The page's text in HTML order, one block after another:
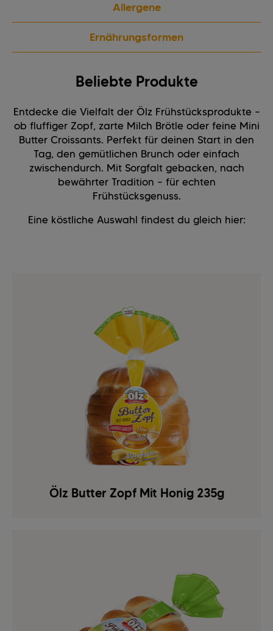
Allergene
Ernährungsformen
Beliebte Produkte
Entdecke die Vielfalt der Ölz Frühstücksprodukte –
ob fluffiger Zopf, zarte Milch Brötle oder feine Mini
Butter Croissants. Perfekt für deinen Start in den
Tag, den gemütlichen Brunch oder einfach
zwischendurch. Mit Sorgfalt gebacken, nach
bewährter Tradition – für echten
Frühstücksgenuss.
Eine köstliche Auswahl findest du gleich hier:
Ölz Butter Zopf Mit Honig 235g